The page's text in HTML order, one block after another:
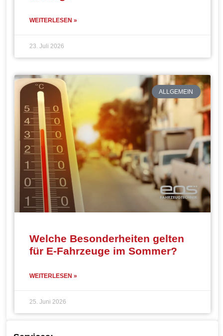
WEITERLESEN »
23. Juli 2026
ALLGEMEIN
Welche Besonderheiten gelten
für E-Fahrzeuge im Sommer?
WEITERLESEN »
25. Juni 2026